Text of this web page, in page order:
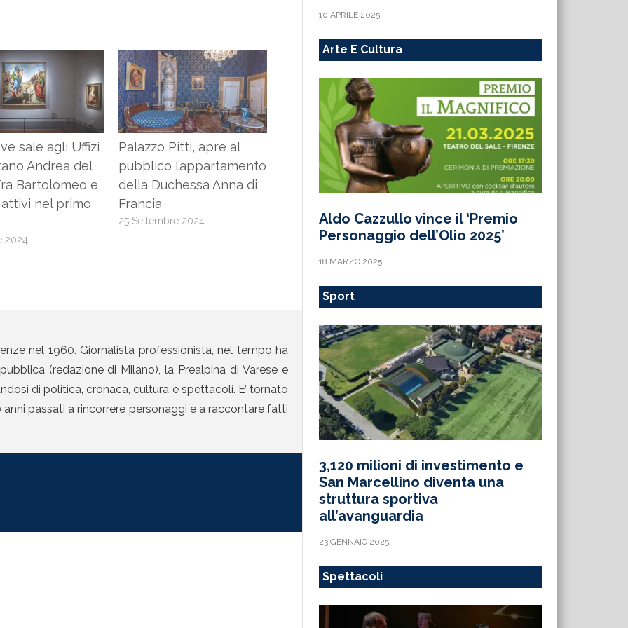
sale agli Uffizi
Andrea del
Bartolomeo e
nel primo
2024
Palazzo Pitti, apre al
pubblico l’appartamento
della Duchessa Anna di
Francia
25 Settembre 2024
nel 1960. Giornalista professionista, nel tempo ha
(redazione di Milano), la Prealpina di Varese e
di politica, cronaca, cultura e spettacoli. E’ tornato
passati a rincorrere personaggi e a raccontare fatti
10 APRILE 2025
Arte E Cultura
Aldo Cazzullo vince il ‘Premio
Personaggio dell’Olio 2025’
18 MARZO 2025
Sport
3,120 milioni di investimento e
San Marcellino diventa una
struttura sportiva
all’avanguardia
23 GENNAIO 2025
Spettacoli